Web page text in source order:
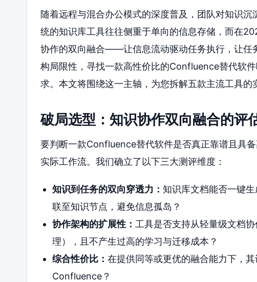
随着远程与混合办公模式的深度普及，团队对知识
统的知识库工具往往侧重于单向的信息存储，而在
协作的双向融合——让信息流动驱动任务执行，让任
构局限性，寻找一款高性价比的Confluence替代软
求。本文将围绕这一主轴，为您拆解五款主流工具的
破局选型：知识协作双向融合的评
要判断一款Confluence替代软件是否真正靠谱且具
实际工作流。我们确立了以下三大测评维度：
知识到任务的双向穿透力： 知识库文档能否一键
联至知识节点，避免信息孤岛？
协作架构的扩展性： 工具是否支持从轻量级文档
理），且不产生过高的学习与迁移成本？
综合性价比： 在提供同等或更优的融合能力下，
Confluence？